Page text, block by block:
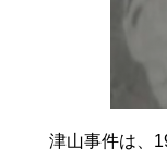
津山事件は、